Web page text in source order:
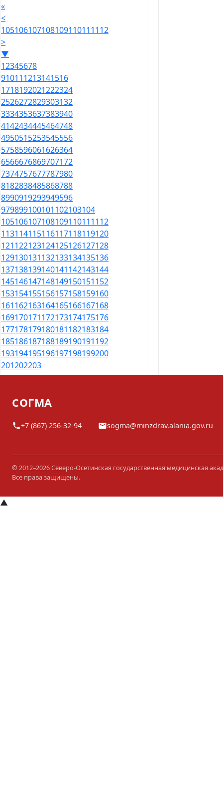
«
<
105106107108109110111112
>
▼
12345678
910111213141516
1718192021222324
2526272829303132
3334353637383940
4142434445464748
4950515253545556
5758596061626364
6566676869707172
7374757677787980
8182838485868788
8990919293949596
979899100101102103104
105106107108109110111112
113114115116117118119120
121122123124125126127128
129130131132133134135136
137138139140141142143144
145146147148149150151152
153154155156157158159160
161162163164165166167168
169170171172173174175176
177178179180181182183184
185186187188189190191192
193194195196197198199200
201202203
СОГМА
+7 (867) 256-32-94 sogma@minzdrav.alania.gov.ru
© 2012–2026 Северо-Осетинская государственная медицинская
Все права защищены.
▲